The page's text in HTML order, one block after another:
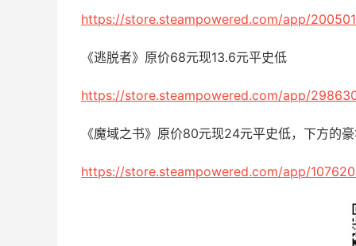
https://store.steampowered.com/app/
《逃脱者》原价68元现13.6元平史低
https://store.steampowered.com/app/
《魔域之书》原价80元现24元平史低，下方的
https://store.steampowered.com/app/